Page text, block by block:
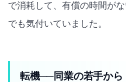
で消耗して、有償の時間が
でも気付いていました。
転機──同業の若手から